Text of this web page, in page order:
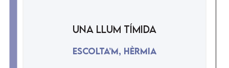
Una llum tímida
Escolta’m, Hèrmia